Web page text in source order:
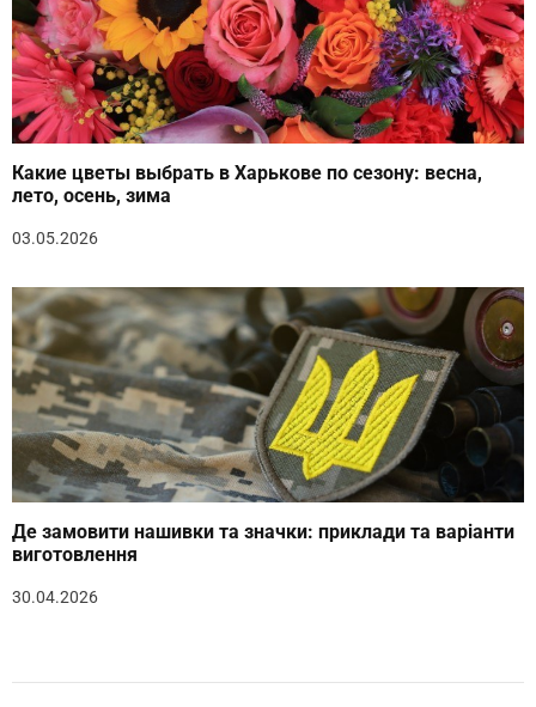
Какие цветы выбрать в Харькове по сезону: весна,
лето, осень, зима
03.05.2026
Де замовити нашивки та значки: приклади та варіанти
виготовлення
30.04.2026